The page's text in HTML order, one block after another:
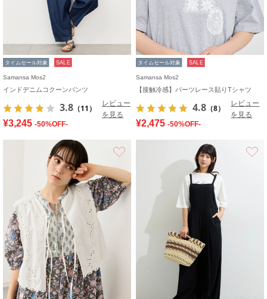
タイムセール対象 SALE
Samansa Mos2
インドデニムコクーンパンツ
3.8 （11）
レビュー
を見る
¥3,245 -50%OFF-
タイムセール対象 SALE
Samansa Mos2
【接触冷感】パーツレース貼りTシャツ
4.8 （8）
レビュー
を見る
¥2,475 -50%OFF-